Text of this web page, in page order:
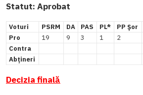
Statut: Aprobat
Voturi PSRM DA PAS PL* PP Șor
Pro
19 9 3 1 2
Contra
Abțineri
Decizia finală